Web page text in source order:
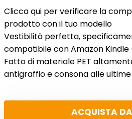
Clicca qui per verificare la
prodotto con il tuo modello
Vestibilità perfetta,
compatibile con Amazon Kindle
Fatto di materiale PET
antigraffio e consona alle
ACQUISTA